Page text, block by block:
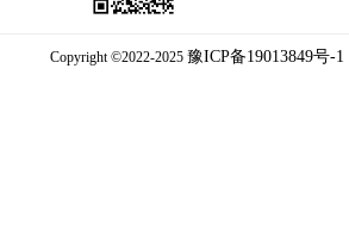
Copyright ©2022-2025 豫ICP备19013849号-1